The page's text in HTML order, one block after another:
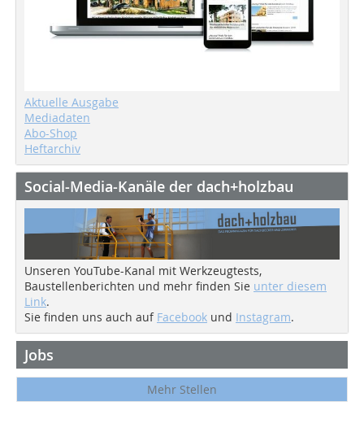
Aktuelle Ausgabe
Mediadaten
Abo-Shop
Heftarchiv
Social-Media-Kanäle der dach+holzbau
Unseren YouTube-Kanal mit Werkzeugtests,
Baustellenberichten und mehr finden Sie unter diesem
Link.
Sie finden uns auch auf Facebook und Instagram.
Jobs
Mehr Stellen